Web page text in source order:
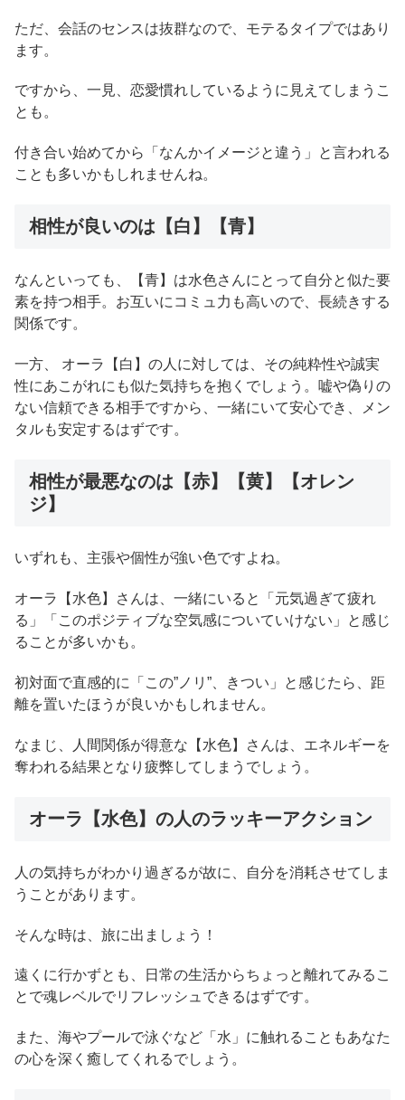
ただ、会話のセンスは抜群なので、モテるタイプではあり
ます。
ですから、一見、恋愛慣れしているように見えてしまうこ
とも。
付き合い始めてから「なんかイメージと違う」と言われる
ことも多いかもしれませんね。
相性が良いのは【白】【青】
なんといっても、【青】は水色さんにとって自分と似た要
素を持つ相手。お互いにコミュ力も高いので、長続きする
関係です。
一方、 オーラ【白】の人に対しては、その純粋性や誠実
性にあこがれにも似た気持ちを抱くでしょう。嘘や偽りの
ない信頼できる相手ですから、一緒にいて安心でき、メン
タルも安定するはずです。
相性が最悪なのは【赤】【黄】【オレン
ジ】
いずれも、主張や個性が強い色ですよね。
オーラ【水色】さんは、一緒にいると「元気過ぎて疲れ
る」「このポジティブな空気感についていけない」と感じ
ることが多いかも。
初対面で直感的に「この”ノリ”、きつい」と感じたら、距
離を置いたほうが良いかもしれません。
なまじ、人間関係が得意な【水色】さんは、エネルギーを
奪われる結果となり疲弊してしまうでしょう。
オーラ【水色】の人のラッキーアクション
人の気持ちがわかり過ぎるが故に、自分を消耗させてしま
うことがあります。
そんな時は、旅に出ましょう！
遠くに行かずとも、日常の生活からちょっと離れてみるこ
とで魂レベルでリフレッシュできるはずです。
また、海やプールで泳ぐなど「水」に触れることもあなた
の心を深く癒してくれるでしょう。